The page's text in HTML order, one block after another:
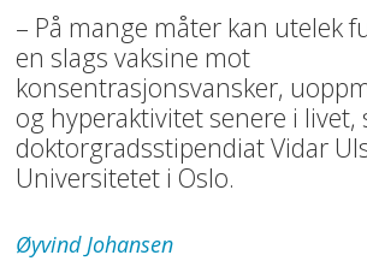
– På mange måter kan utelek
en slags vaksine mot
konsentrasjonsvansker,
og hyperaktivitet senere i livet,
doktorgradsstipendiat Vidar
Universitetet i Oslo.
Øyvind Johansen